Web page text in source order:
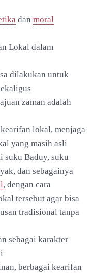
dan moral
Lokal dalam
dilakukan untuk
zaman adalah
lokal, menjaga
yang masih asli
suku Baduy, suku
dan sebagainya
, dengan cara
tersebut agar bisa
tradisional tanpa
sebagai karakter
berbagai kearifan